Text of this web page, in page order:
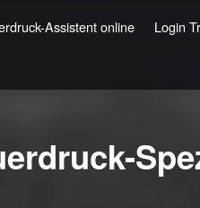
Assistent online Login